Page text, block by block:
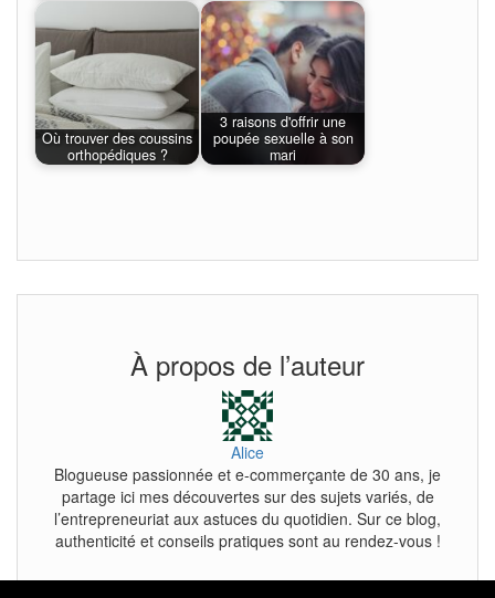
Où trouver des coussins
orthopédiques ?
3 raisons d'offrir une
poupée sexuelle à son
mari
À propos de l’auteur
Alice
Blogueuse passionnée et e-commerçante de 30 ans, je
partage ici mes découvertes sur des sujets variés, de
l’entrepreneuriat aux astuces du quotidien. Sur ce blog,
authenticité et conseils pratiques sont au rendez-vous !